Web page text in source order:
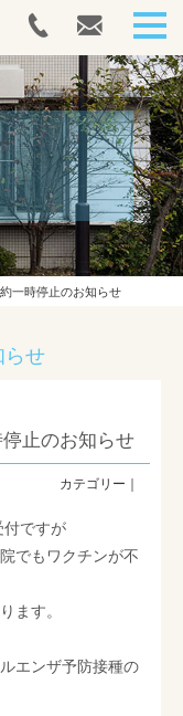
一時停止のお知らせ
せ
止のお知らせ
ですが
でもワクチンが不
ます。
エンザ予防接種の